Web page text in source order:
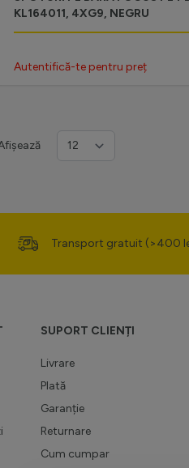
KL164011, 4XG9, NEGRU
Autentifică-te pentru preț
Transport gratuit (>400
SUPORT CLIENȚI
Livrare
Plată
Garanție
Returnare
Cum cumpar